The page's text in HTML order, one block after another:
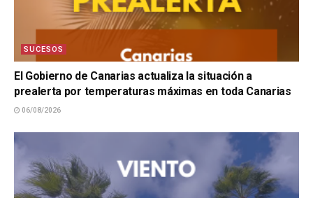
SUCESOS
El Gobierno de Canarias actualiza la situación a
prealerta por temperaturas máximas en toda Canarias
06/08/2026